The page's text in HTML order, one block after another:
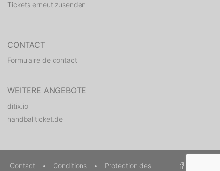
Tickets erneut zusenden
CONTACT
Formulaire de contact
WEITERE ANGEBOTE
ditix.io
handballticket.de
Contact • Conditions • Protection des